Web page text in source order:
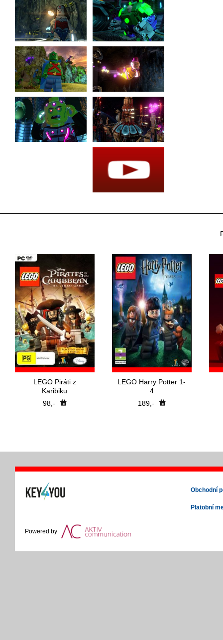
LEGO Piráti z
Karibiku
98,-
LEGO Harry Potter 1-
4
189,-
Powered by
Obchodní
Platobní